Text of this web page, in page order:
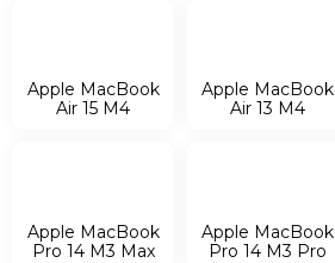
Apple MacBook
Air 15 M4
Apple MacBook
Air 13 M4
Apple MacBook
Pro 14 M3 Max
Apple MacBook
Pro 14 M3 Pro